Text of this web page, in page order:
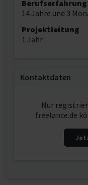
Berufserfahrung
14 Jahre und 3
Projektleitung
1 Jahr
Kontaktdaten
Nur
freelance.de